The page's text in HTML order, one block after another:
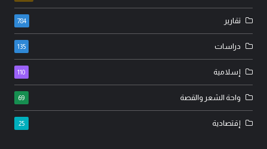
تقارير 784
دراسات 135
إسلامية 110
واحة الشعر والقصة 69
إقتصادية 25